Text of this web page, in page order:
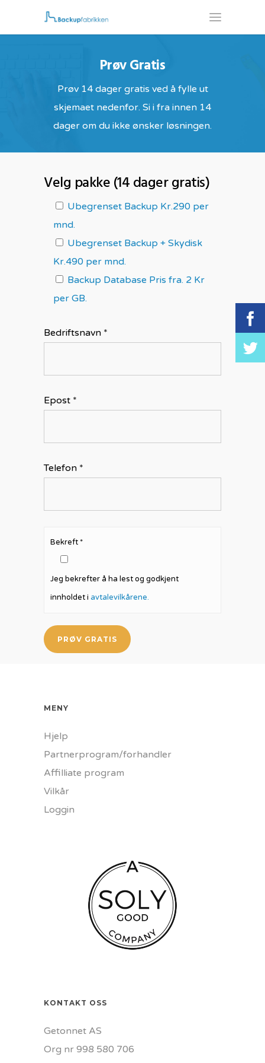
Prøv Gratis
Prøv 14 dager gratis ved å fylle ut
skjemaet nedenfor. Si i fra innen 14
dager om du ikke ønsker løsningen.
Velg pakke (14 dager gratis)
Ubegrenset Backup Kr.290 per
mnd.
Ubegrenset Backup + Skydisk
Kr.490 per mnd.
Backup Database Pris fra. 2 Kr
per GB.
Bedriftsnavn *
Epost *
Telefon *
Bekreft *
Jeg bekrefter å ha lest og godkjent
innholdet i avtalevilkårene.
MENY
Hjelp
Partnerprogram/forhandler
Affilliate program
Vilkår
Loggin
KONTAKT OSS
Getonnet AS
Org nr 998 580 706